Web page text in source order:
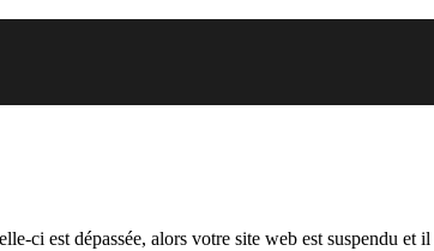
ci est dépassée, alors votre site web est suspendu et